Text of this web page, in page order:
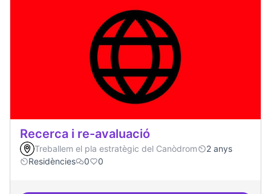
Recerca i re-avaluació
Treballem el pla estratègic del Canòdrom
2 anys
Residències
0 0